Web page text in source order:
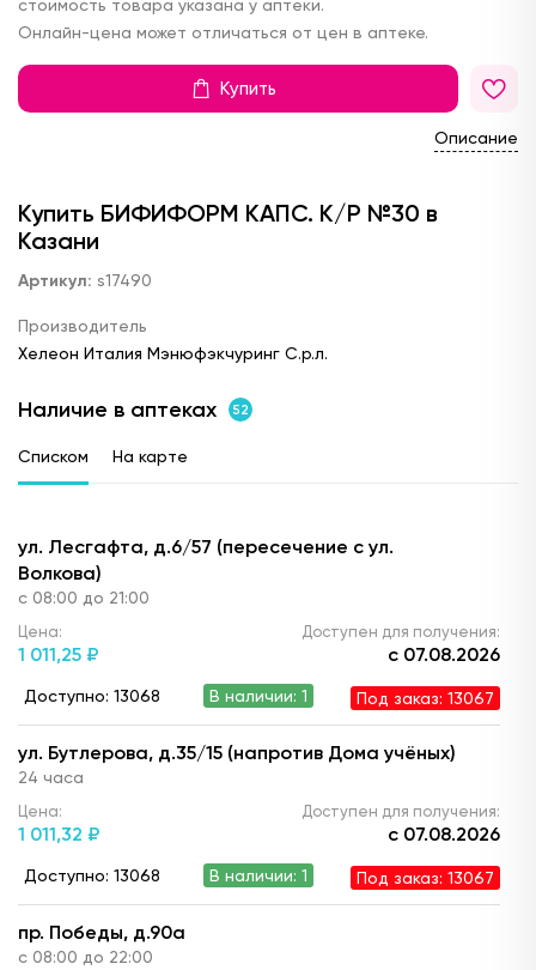
стоимость товара указана у аптеки.
Онлайн-цена может отличаться от цен в аптеке.
Купить
Описание
Купить БИФИФОРМ КАПС. К/Р №30 в
Казани
Артикул: s17490
Производитель
Хелеон Италия Мэнюфэкчуринг С.р.л.
Наличие в аптеках 52
Списком На карте
ул. Лесгафта, д.6/57 (пересечение с ул.
Волкова)
с 08:00 до 21:00
Цена:
1 011,25 ₽
Доступен для получения:
с 07.08.2026
Доступно: 13068 В наличии: 1 Под заказ: 13067
ул. Бутлерова, д.35/15 (напротив Дома учёных)
24 часа
Цена:
1 011,32 ₽
Доступен для получения:
с 07.08.2026
Доступно: 13068 В наличии: 1 Под заказ: 13067
пр. Победы, д.90а
с 08:00 до 22:00